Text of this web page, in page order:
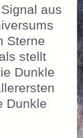
aus
Sterne
stellt
Dunkle
Dunkle